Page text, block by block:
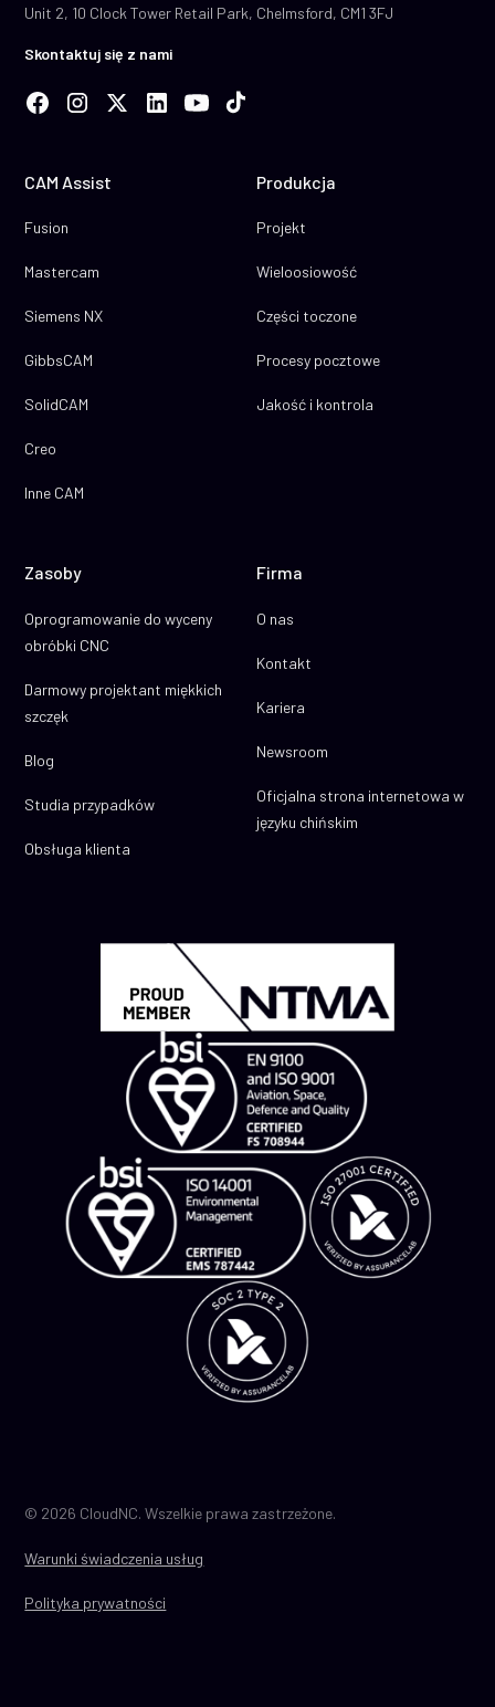
Unit 2, 10 Clock Tower Retail Park, Chelmsford, CM1 3FJ
Skontaktuj się z nami
CAM Assist
Fusion
Mastercam
Siemens NX
GibbsCAM
SolidCAM
Creo
Inne CAM
Produkcja
Projekt
Wieloosiowość
Części toczone
Procesy pocztowe
Jakość i kontrola
Zasoby
Oprogramowanie do wyceny
obróbki CNC
Darmowy projektant miękkich
szczęk
Blog
Studia przypadków
Obsługa klienta
Firma
O nas
Kontakt
Kariera
Newsroom
Oficjalna strona internetowa w
języku chińskim
Warunki świadczenia usług
Polityka prywatności
© 2026 CloudNC. Wszelkie prawa zastrzeżone.